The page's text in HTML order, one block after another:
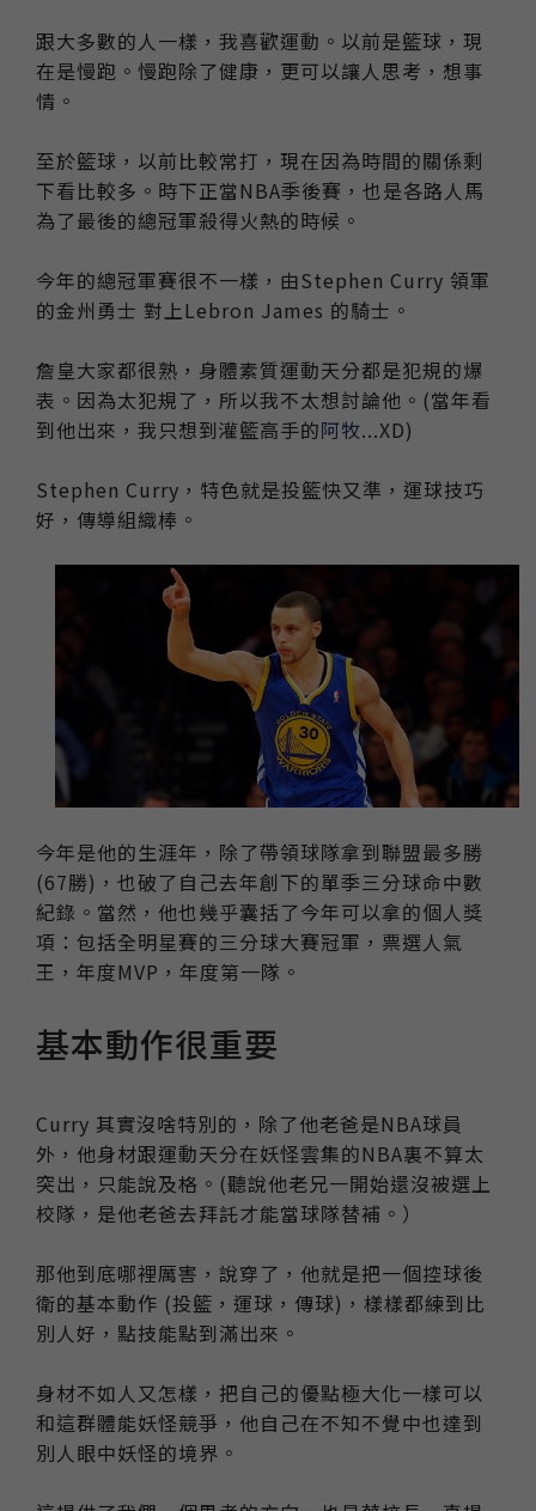
跟大多數的人一樣，我喜歡運動。以前是籃球，現
在是慢跑。慢跑除了健康，更可以讓人思考，想事
情。
至於籃球，以前比較常打，現在因為時間的關係剩
下看比較多。時下正當NBA季後賽，也是各路人馬
為了最後的總冠軍殺得火熱的時候。
今年的總冠軍賽很不一樣，由Stephen Curry 領軍
的金州勇士 對上Lebron James 的騎士。
詹皇大家都很熟，身體素質運動天分都是犯規的爆
表。因為太犯規了，所以我不太想討論他。(當年看
到他出來，我只想到灌籃高手的阿牧...XD)
Stephen Curry，特色就是投籃快又準，運球技巧
好，傳導組織棒。
今年是他的生涯年，除了帶領球隊拿到聯盟最多勝
(67勝)，也破了自己去年創下的單季三分球命中數
紀錄。當然，他也幾乎囊括了今年可以拿的個人獎
項：包括全明星賽的三分球大賽冠軍，票選人氣
王，年度MVP，年度第一隊。
基本動作很重要
Curry 其實沒啥特別的，除了他老爸是NBA球員
外，他身材跟運動天分在妖怪雲集的NBA裏不算太
突出，只能說及格。(聽說他老兄一開始還沒被選上
校隊，是他老爸去拜託才能當球隊替補。）
那他到底哪裡厲害，說穿了，他就是把一個控球後
衛的基本動作 (投籃，運球，傳球)，樣樣都練到比
別人好，點技能點到滿出來。
身材不如人又怎樣，把自己的優點極大化一樣可以
和這群體能妖怪競爭，他自己在不知不覺中也達到
別人眼中妖怪的境界。